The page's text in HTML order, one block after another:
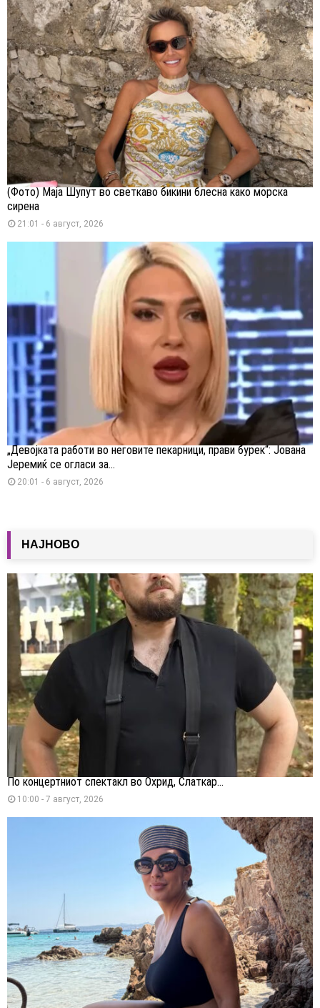
(Фото) Маја Шупут во светкаво бикини блесна како морска
сирена
21:01 - 6 август, 2026
„Девојката работи во неговите пекарници, прави бурек“: Јована
Јеремиќ се огласи за...
20:01 - 6 август, 2026
НАЈНОВО
По концертниот спектакл во Охрид, Слаткар...
10:00 - 7 август, 2026